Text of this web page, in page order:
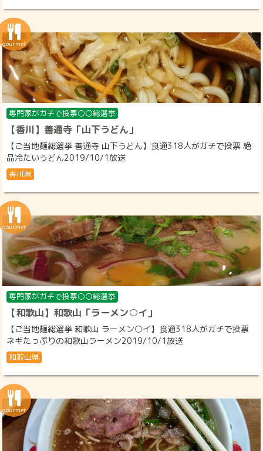
専門家がガチで投票〇〇総選挙
【香川】善通寺「山下うどん」
【ご当地麺総選挙 善通寺 山下うどん】食通318人がガチで投票 絶
品冷たいうどん2019/10/1放送
香川県
専門家がガチで投票〇〇総選挙
【和歌山】和歌山「ラーメン○イ」
【ご当地麺総選挙 和歌山 ラーメン○イ】食通318人がガチで投票
ネギたっぷりの和歌山ラーメン2019/10/1放送
和歌山県